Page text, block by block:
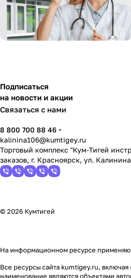
Подписаться
на новости и акции
Связаться с нами
8 800 700 88 46
kalinina106@kumtigey.ru
Торговый комплекс "Кум-Тигей
заказов, г. Красноярск, ул.
© 2026 Кумтигей
На информационном ресурсе
Все ресурсы сайта kumtigey.ru,
наименование являются объектами